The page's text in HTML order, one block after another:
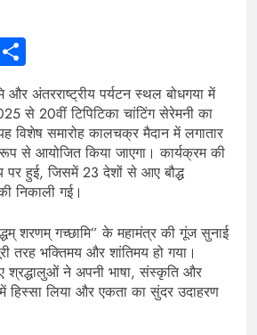
और अंतरराष्ट्रीय पर्यटन स्थल बोधगया में
से 20वीं टिपिटिका चांटिंग सेरेमनी का
विशेष समारोह कालचक्र मैदान में लगातार
से आयोजित किया जाएगा। कार्यक्रम की
हुई, जिसमें 23 देशों से आए बौद्ध
निकाली गई।
शरणम् गच्छामि” के महामंत्र की गूंज सुनाई
तरह भक्तिमय और शांतिमय हो गया।
ने अपनी भाषा, संस्कृति और
हिस्सा लिया और एकता का सुंदर उदाहरण